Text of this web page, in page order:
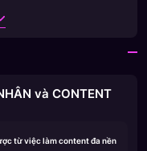
và CONTENT
từ việc làm content đa nền